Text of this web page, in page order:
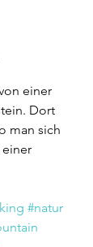
einer
Dort
man sich
#natur